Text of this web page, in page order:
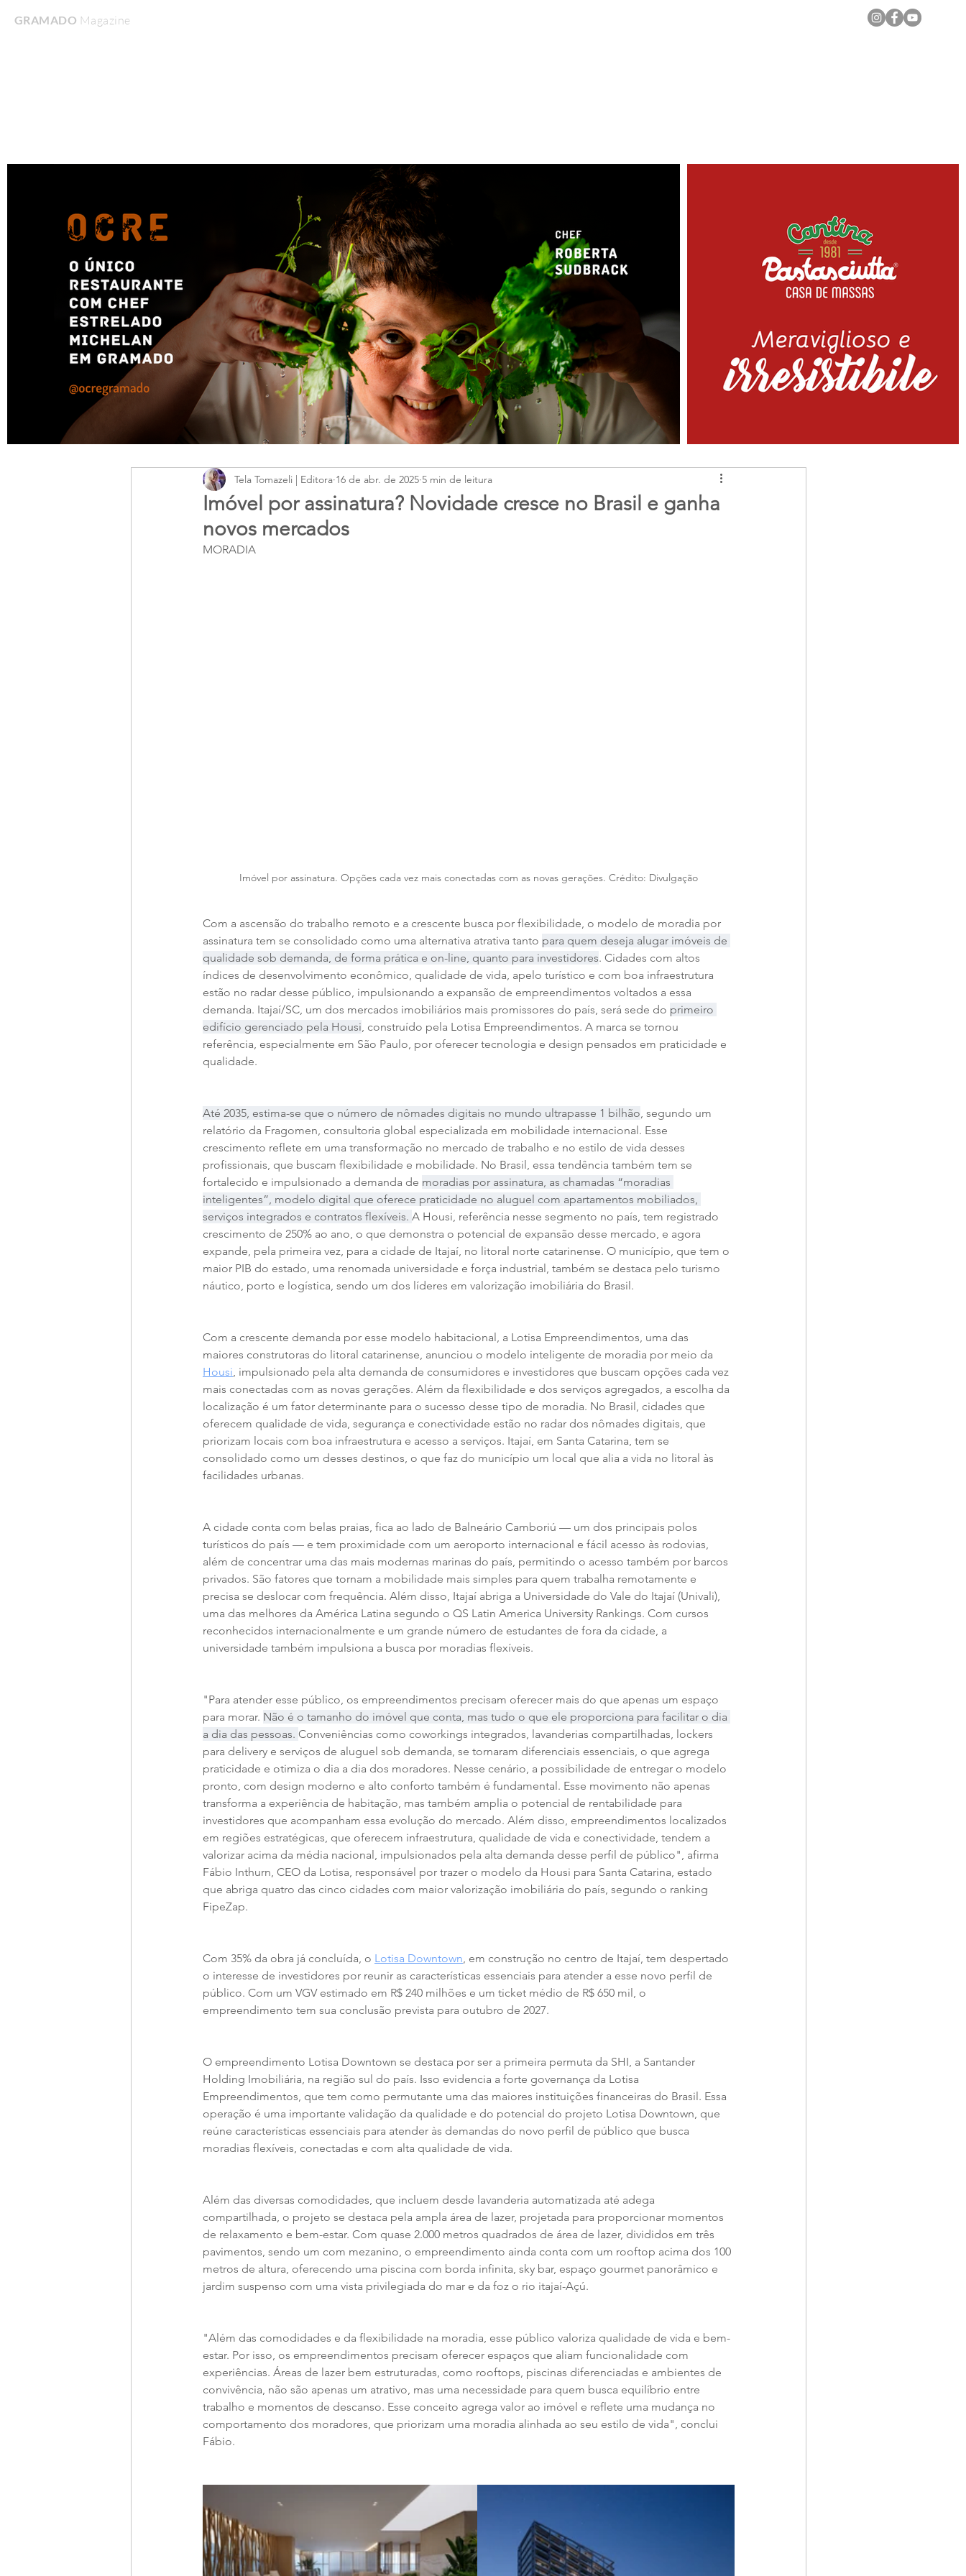
GRAMADO MagazineHome
Imóvel por assinatura? Novidade cresce no Brasil e ganha
novos mercados
Tela Tomazeli | Editora 16 de abr. de 2025 5 min de leitura
MORADIA
Imóvel por assinatura. Opções cada vez mais conectadas com as novas gerações. Crédito: Divulgação
Com a ascensão do trabalho remoto e a crescente busca por flexibilidade, o modelo de moradia por
assinatura tem se consolidado como uma alternativa atrativa tanto para quem deseja alugar imóveis de
qualidade sob demanda, de forma prática e on-line, quanto para investidores. Cidades com altos
índices de desenvolvimento econômico, qualidade de vida, apelo turístico e com boa infraestrutura
estão no radar desse público, impulsionando a expansão de empreendimentos voltados a essa
demanda. Itajaí/SC, um dos mercados imobiliários mais promissores do país, será sede do primeiro
edifício gerenciado pela Housi, construído pela Lotisa Empreendimentos. A marca se tornou
referência, especialmente em São Paulo, por oferecer tecnologia e design pensados em praticidade e
qualidade.
Até 2035, estima-se que o número de nômades digitais no mundo ultrapasse 1 bilhão, segundo um
relatório da Fragomen, consultoria global especializada em mobilidade internacional. Esse
crescimento reflete em uma transformação no mercado de trabalho e no estilo de vida desses
profissionais, que buscam flexibilidade e mobilidade. No Brasil, essa tendência também tem se
fortalecido e impulsionado a demanda de moradias por assinatura, as chamadas “moradias
inteligentes”, modelo digital que oferece praticidade no aluguel com apartamentos mobiliados,
serviços integrados e contratos flexíveis. A Housi, referência nesse segmento no país, tem registrado
crescimento de 250% ao ano, o que demonstra o potencial de expansão desse mercado, e agora
expande, pela primeira vez, para a cidade de Itajaí, no litoral norte catarinense. O município, que tem o
maior PIB do estado, uma renomada universidade e força industrial, também se destaca pelo turismo
náutico, porto e logística, sendo um dos líderes em valorização imobiliária do Brasil.
Com a crescente demanda por esse modelo habitacional, a Lotisa Empreendimentos, uma das
maiores construtoras do litoral catarinense, anunciou o modelo inteligente de moradia por meio da
Housi, impulsionado pela alta demanda de consumidores e investidores que buscam opções cada vez
mais conectadas com as novas gerações. Além da flexibilidade e dos serviços agregados, a escolha da
localização é um fator determinante para o sucesso desse tipo de moradia. No Brasil, cidades que
oferecem qualidade de vida, segurança e conectividade estão no radar dos nômades digitais, que
priorizam locais com boa infraestrutura e acesso a serviços. Itajaí, em Santa Catarina, tem se
consolidado como um desses destinos, o que faz do município um local que alia a vida no litoral às
facilidades urbanas.
A cidade conta com belas praias, fica ao lado de Balneário Camboriú — um dos principais polos
turísticos do país — e tem proximidade com um aeroporto internacional e fácil acesso às rodovias,
além de concentrar uma das mais modernas marinas do país, permitindo o acesso também por barcos
privados. São fatores que tornam a mobilidade mais simples para quem trabalha remotamente e
precisa se deslocar com frequência. Além disso, Itajaí abriga a Universidade do Vale do Itajaí (Univali),
uma das melhores da América Latina segundo o QS Latin America University Rankings. Com cursos
reconhecidos internacionalmente e um grande número de estudantes de fora da cidade, a
universidade também impulsiona a busca por moradias flexíveis.
"Para atender esse público, os empreendimentos precisam oferecer mais do que apenas um espaço
para morar. Não é o tamanho do imóvel que conta, mas tudo o que ele proporciona para facilitar o dia
a dia das pessoas. Conveniências como coworkings integrados, lavanderias compartilhadas, lockers
para delivery e serviços de aluguel sob demanda, se tornaram diferenciais essenciais, o que agrega
praticidade e otimiza o dia a dia dos moradores. Nesse cenário, a possibilidade de entregar o modelo
pronto, com design moderno e alto conforto também é fundamental. Esse movimento não apenas
transforma a experiência de habitação, mas também amplia o potencial de rentabilidade para
investidores que acompanham essa evolução do mercado. Além disso, empreendimentos localizados
em regiões estratégicas, que oferecem infraestrutura, qualidade de vida e conectividade, tendem a
valorizar acima da média nacional, impulsionados pela alta demanda desse perfil de público", afirma
Fábio Inthurn, CEO da Lotisa, responsável por trazer o modelo da Housi para Santa Catarina, estado
que abriga quatro das cinco cidades com maior valorização imobiliária do país, segundo o ranking
FipeZap.
Com 35% da obra já concluída, o Lotisa Downtown, em construção no centro de Itajaí, tem despertado
o interesse de investidores por reunir as características essenciais para atender a esse novo perfil de
público. Com um VGV estimado em R$ 240 milhões e um ticket médio de R$ 650 mil, o
empreendimento tem sua conclusão prevista para outubro de 2027.
O empreendimento Lotisa Downtown se destaca por ser a primeira permuta da SHI, a Santander
Holding Imobiliária, na região sul do país. Isso evidencia a forte governança da Lotisa
Empreendimentos, que tem como permutante uma das maiores instituições financeiras do Brasil. Essa
operação é uma importante validação da qualidade e do potencial do projeto Lotisa Downtown, que
reúne características essenciais para atender às demandas do novo perfil de público que busca
moradias flexíveis, conectadas e com alta qualidade de vida.
Além das diversas comodidades, que incluem desde lavanderia automatizada até adega
compartilhada, o projeto se destaca pela ampla área de lazer, projetada para proporcionar momentos
de relaxamento e bem-estar. Com quase 2.000 metros quadrados de área de lazer, divididos em três
pavimentos, sendo um com mezanino, o empreendimento ainda conta com um rooftop acima dos 100
metros de altura, oferecendo uma piscina com borda infinita, sky bar, espaço gourmet panorâmico e
jardim suspenso com uma vista privilegiada do mar e da foz o rio itajaí-Açú.
"Além das comodidades e da flexibilidade na moradia, esse público valoriza qualidade de vida e bem-
estar. Por isso, os empreendimentos precisam oferecer espaços que aliam funcionalidade com
experiências. Áreas de lazer bem estruturadas, como rooftops, piscinas diferenciadas e ambientes de
convivência, não são apenas um atrativo, mas uma necessidade para quem busca equilíbrio entre
trabalho e momentos de descanso. Esse conceito agrega valor ao imóvel e reflete uma mudança no
comportamento dos moradores, que priorizam uma moradia alinhada ao seu estilo de vida", conclui
Fábio.